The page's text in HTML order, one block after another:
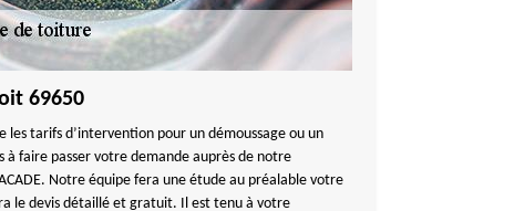
69650
les tarifs d’intervention pour un démoussage ou un
à faire passer votre demande auprès de notre
Notre équipe fera une étude au préalable votre
le devis détaillé et gratuit. Il est tenu à votre